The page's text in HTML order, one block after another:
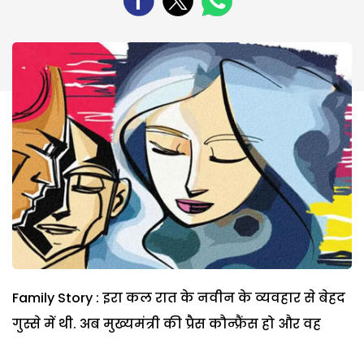
Family Story : इरा कल रात के नवीन के व्यवहार से बेहद
गुस्से में थी. अब मुख्यमंत्री की प्रैस कौन्फ्रैंस हो और वह